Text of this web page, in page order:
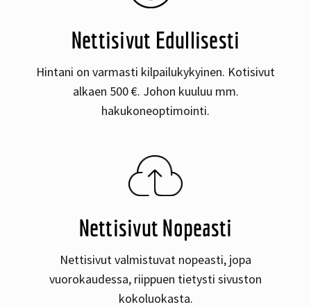
Nettisivut Edullisesti
Hintani on varmasti kilpailukykyinen. Kotisivut
alkaen 500 €. Johon kuuluu mm.
hakukoneoptimointi.
Nettisivut Nopeasti
Nettisivut valmistuvat nopeasti, jopa
vuorokaudessa, riippuen tietysti sivuston
kokoluokasta.